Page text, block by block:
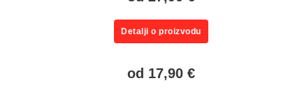
Detalji o proizvodu
od 17,90 €